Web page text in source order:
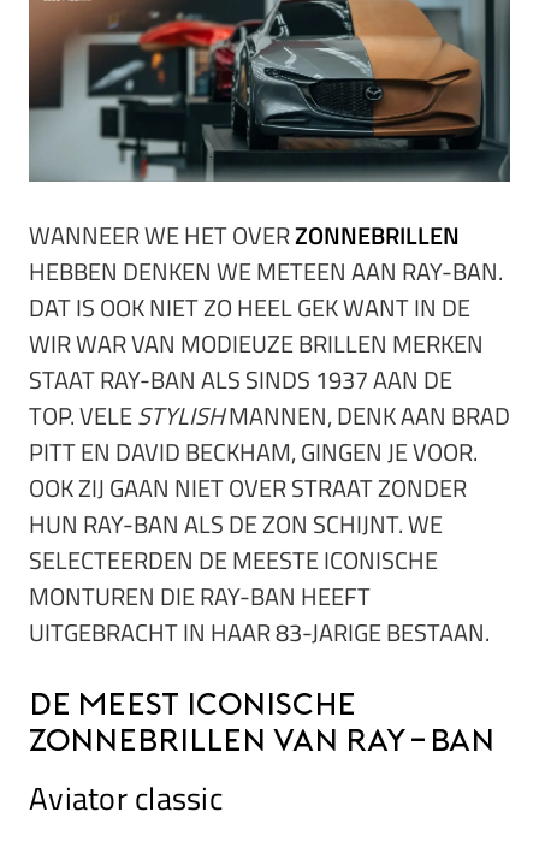
WANNEER WE HET OVERZONNEBRILLEN
HEBBEN DENKEN WE METEEN AAN RAY-BAN.
DAT IS OOK NIET ZO HEEL GEK WANT IN DE
WIR WAR VAN MODIEUZE BRILLEN MERKEN
STAAT RAY-BAN ALS SINDS 1937 AAN DE
TOP. VELESTYLISHMANNEN, DENK AAN BRAD
PITT EN DAVID BECKHAM, GINGEN JE VOOR.
OOK ZIJ GAAN NIET OVER STRAAT ZONDER
HUN RAY-BAN ALS DE ZON SCHIJNT. WE
SELECTEERDEN DE MEESTE ICONISCHE
MONTUREN DIE RAY-BAN HEEFT
UITGEBRACHT IN HAAR 83-JARIGE BESTAAN.
De meest iconische
zonnebrillen van Ray-Ban
Aviator classic